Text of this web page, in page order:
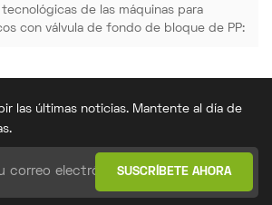
tecnológicas de las máquinas para
con válvula de fondo de bloque de PP:
las últimas noticias. Mantente al día de